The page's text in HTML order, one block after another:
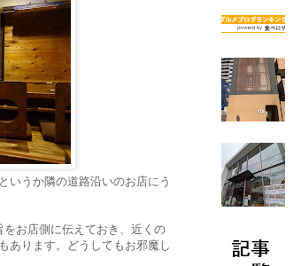
いうか隣の道路沿いのお店にう
お店側に伝えておき、近くの
あります。どうしてもお邪魔し